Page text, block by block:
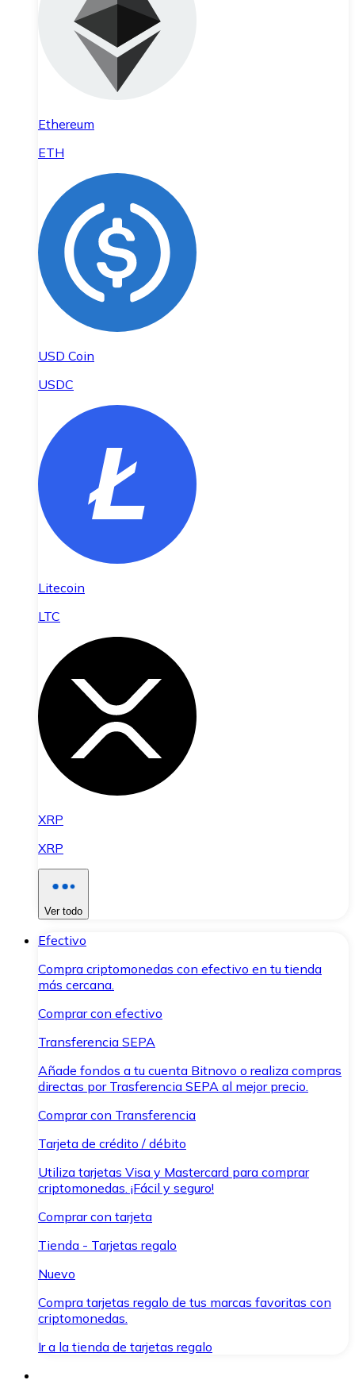
Ethereum
ETH
USD Coin
USDC
Litecoin
LTC
XRP
XRP
Ver todo
Efectivo
Compra criptomonedas con efectivo en tu tienda
más cercana.
Comprar con efectivo
Transferencia SEPA
Añade fondos a tu cuenta Bitnovo o realiza compras
directas por Trasferencia SEPA al mejor precio.
Comprar con Transferencia
Tarjeta de crédito / débito
Utiliza tarjetas Visa y Mastercard para comprar
criptomonedas. ¡Fácil y seguro!
Comprar con tarjeta
Tienda - Tarjetas regalo
Nuevo
Compra tarjetas regalo de tus marcas favoritas con
criptomonedas.
Ir a la tienda de tarjetas regalo